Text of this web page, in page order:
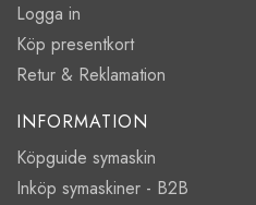
Logga in
Köp presentkort
Retur & Reklamation
INFORMATION
Köpguide symaskin
Inköp symaskiner - B2B